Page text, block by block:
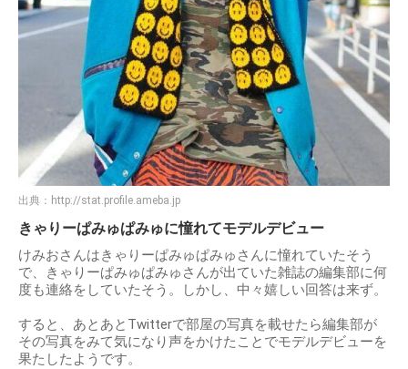
出典： http://stat.profile.ameba.jp
きゃりーぱみゅぱみゅに憧れてモデルデビュー
けみおさんはきゃりーぱみゅぱみゅさんに憧れていたそう
で、きゃりーぱみゅぱみゅさんが出ていた雑誌の編集部に何
度も連絡をしていたそう。しかし、中々嬉しい回答は来ず。
すると、あとあとTwitterで部屋の写真を載せたら編集部が
その写真をみて気になり声をかけたことでモデルデビューを
果たしたようです。